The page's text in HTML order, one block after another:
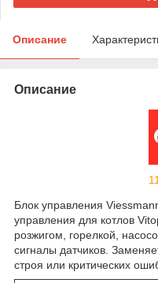
Описание
Описание
Блок управления
управления для котлов
розжигом, горелкой,
сигналы датчиков.
строя или критических